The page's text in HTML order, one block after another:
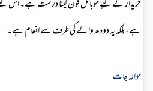
خریدار کے لیے موبائل فون لینا درست ہے۔ اس
ہے، بلکہ یہ دودھ والے کی طرف سے انعام ہے۔
حوالہ جات